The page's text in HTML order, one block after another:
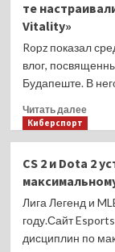
и
всего
2025
году
55,41
млн
те
Vitality»
Ropz показал
влог,
Будапеште. В
Читать далее
палец
Faze,
когда
Киберспорт
CS 2 и Dota 2
Лига Легенд и
году.Сайт
дисциплин по